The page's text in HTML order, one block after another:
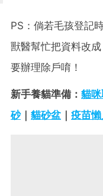
PS：倘若毛孩登記
獸醫幫忙把資料改
要辦理除戶唷！
新手養貓準備： 貓咪
砂｜ 貓砂盆 疫苗